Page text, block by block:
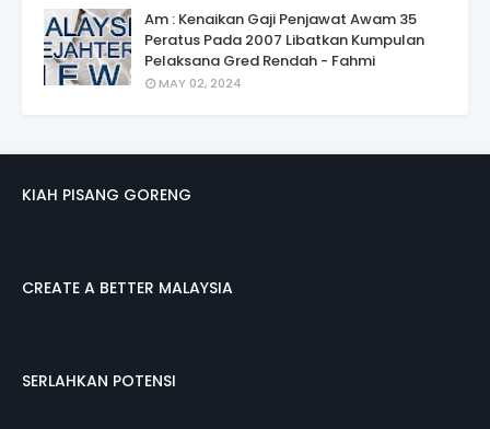
Am : Kenaikan Gaji Penjawat Awam 35
Peratus Pada 2007 Libatkan Kumpulan
Pelaksana Gred Rendah - Fahmi
MAY 02, 2024
KIAH PISANG GORENG
CREATE A BETTER MALAYSIA
SERLAHKAN POTENSI